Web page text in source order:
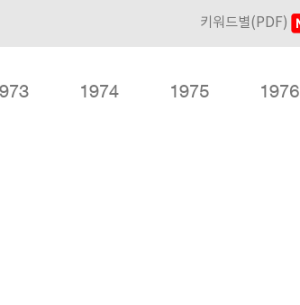
키워드별(PDF)
1974 1975 1976